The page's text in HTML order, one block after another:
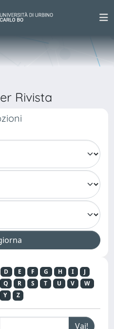
Rivista
D E F G H I
J
Q R S T U V
W
Y Z